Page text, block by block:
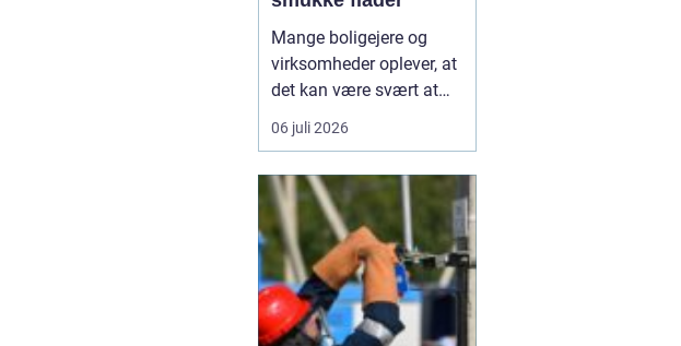
Mange boligejere og
virksomheder oplever, at
det kan være svært at
overskue de mange
gulvtyper, priser og
ikke kun om udseende,
men også om rengøring,
slidstyrke, akustik og
økonomi. De...
06 juli 2026